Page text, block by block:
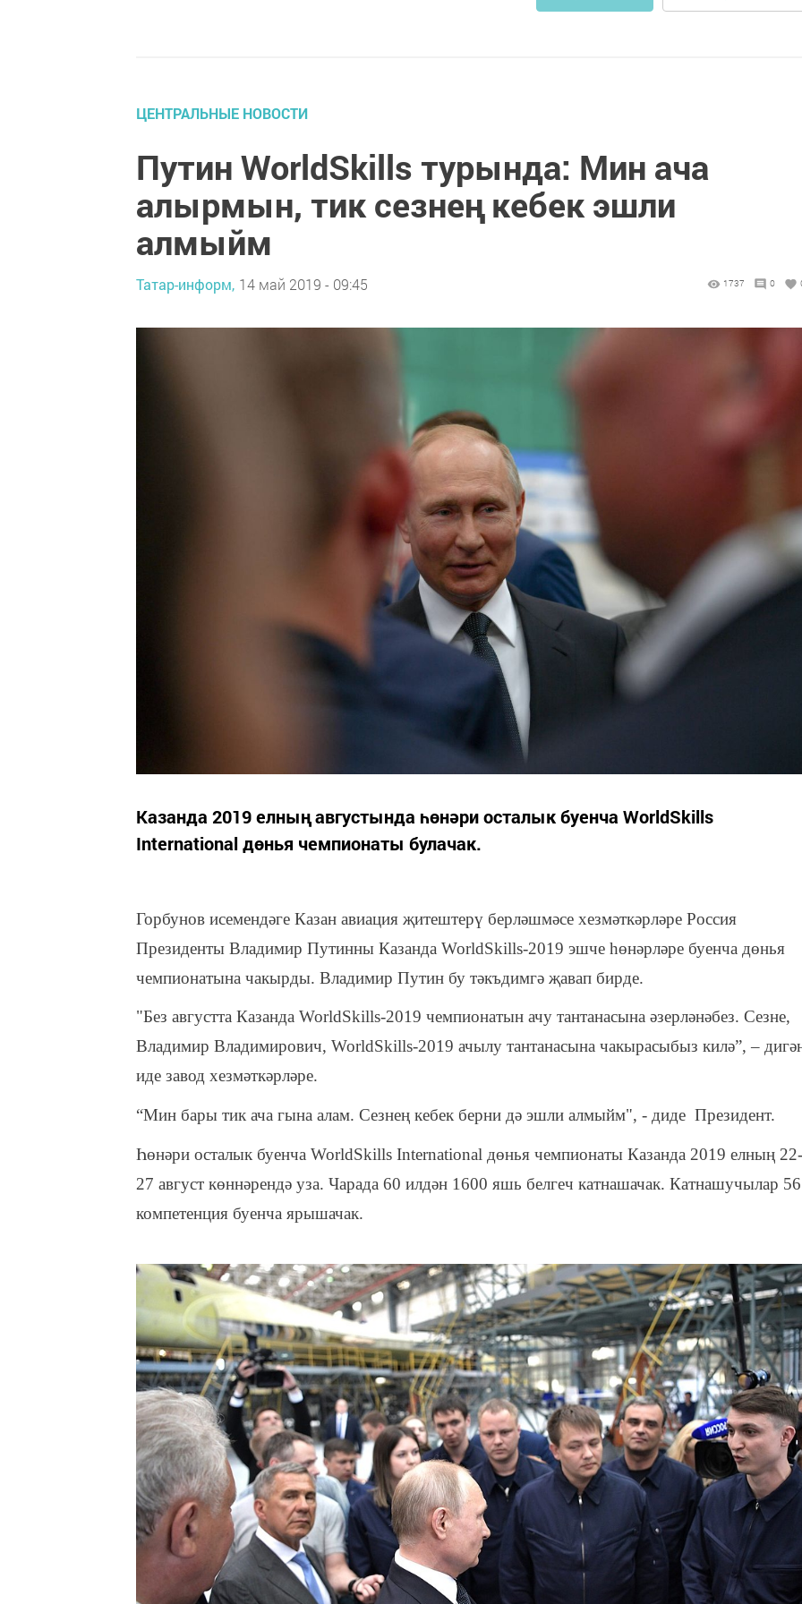
ЦЕНТРАЛЬНЫЕ НОВОСТИ
Путин WorldSkills турында: Мин ача
алырмын, тик сезнең кебек эшли
алмыйм
Татар-информ, 14 май 2019 - 09:45 1737 0
Казанда 2019 елның августында һөнәри осталык буенча WorldSkills
International дөнья чемпионаты булачак.
Горбунов исемендәге Казан авиация җитештерү берләшмәсе хезмәткәрләре Россия
Президенты Владимир Путинны Казанда WorldSkills-2019 эшче һөнәрләре буенча дөнья
чемпионатына чакырды. Владимир Путин бу тәкъдимгә җавап бирде.
"Без августта Казанда WorldSkills-2019 чемпионатын ачу тантанасына әзерләнәбез. Сезне,
Владимир Владимирович, WorldSkills-2019 ачылу тантанасына чакырасыбыз килә”, –
иде завод хезмәткәрләре.
“Мин бары тик ача гына алам. Сезнең кебек берни дә эшли алмыйм", - диде Президент.
Һөнәри осталык буенча WorldSkills International дөнья чемпионаты Казанда 2019 елның 22-
27 август көннәрендә уза. Чарада 60 илдән 1600 яшь белгеч катнашачак. Катнашучылар 56
компетенция буенча ярышачак.